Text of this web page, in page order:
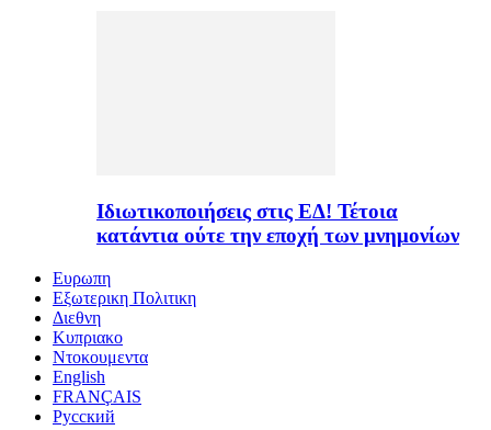
Ιδιωτικοποιήσεις στις ΕΔ! Τέτοια
κατάντια ούτε την εποχή των μνημονίων
Ευρωπη
Εξωτερικη Πολιτικη
Διεθνη
Κυπριακο
Ντοκουμεντα
English
FRANÇAIS
Русский